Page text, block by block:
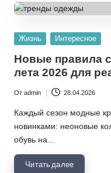
Опубликовано
Жизнь Интересное
Новые правила
лета 2026 для
от
От admin 28.04.2026
Каждый сезон модные
новинками: неоновые
обувь на…
Читать далее